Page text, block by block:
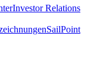
Investor Relations
SailPoint